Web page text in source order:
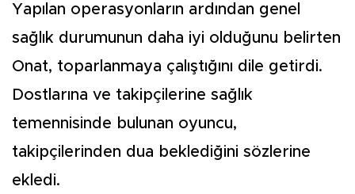
Yapılan operasyonların ardından genel
sağlık durumunun daha iyi olduğunu belirten
Onat, toparlanmaya çalıştığını dile getirdi.
Dostlarına ve takipçilerine sağlık
temennisinde bulunan oyuncu,
takipçilerinden dua beklediğini sözlerine
ekledi.